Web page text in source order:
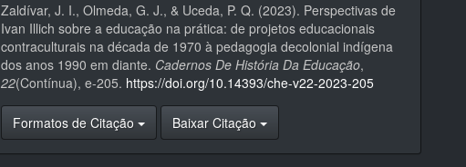
Zaldívar, J. I., Olmeda, G. J., & Uceda, P. Q. (2023). Perspectivas de
Ivan Illich sobre a educação na prática: de projetos educacionais
contraculturais na década de 1970 à pedagogia decolonial indígena
dos anos 1990 em diante. Cadernos De História Da Educação,
22(Contínua), e-205. https://doi.org/10.14393/che-v22-2023-205
Formatos de Citação Baixar Citação